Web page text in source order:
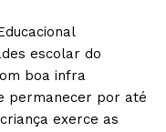
escolar do
boa infra
permanecer por até
exerce as